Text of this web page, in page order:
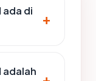
di
adalah